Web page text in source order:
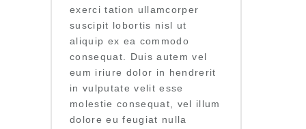
exerci tation ullamcorper
suscipit lobortis nisl ut
aliquip ex ea commodo
consequat. Duis autem vel
eum iriure dolor in hendrerit
in vulputate velit esse
molestie consequat, vel illum
dolore eu feugiat nulla